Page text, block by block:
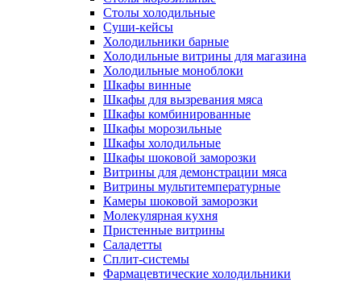
Столы холодильные
Суши-кейсы
Холодильники барные
Холодильные витрины для магазина
Холодильные моноблоки
Шкафы винные
Шкафы для вызревания мяса
Шкафы комбинированные
Шкафы морозильные
Шкафы холодильные
Шкафы шоковой заморозки
Витрины для демонстрации мяса
Витрины мультитемпературные
Камеры шоковой заморозки
Молекулярная кухня
Пристенные витрины
Саладетты
Сплит-системы
Фармацевтические холодильники